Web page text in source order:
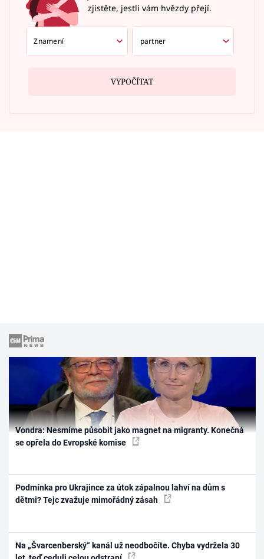
zjistěte, jestli vám hvězdy přejí.
VYPOČÍTAT
Vondra: Nesmíme působit jako magnet na migranty. Konečná
se opřela do Evropské komise
Podmínka pro Ukrajince za útok zápalnou lahví na dům s
dětmi? Tejc zvažuje mimořádný zásah
Na „Švarcenberský“ kanál už neodbočíte. Chyba vydržela 30